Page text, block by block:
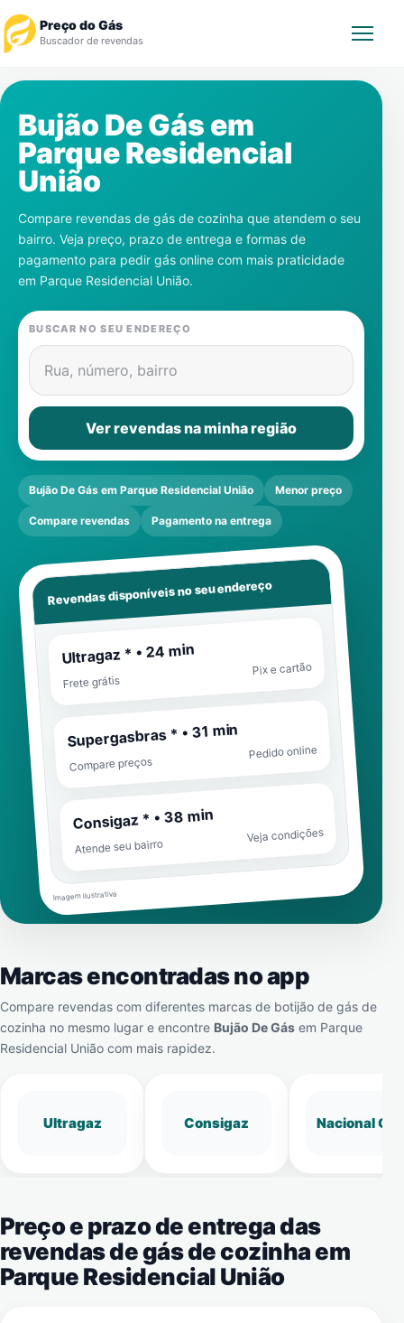
Preço do Gás
Buscador de revendas
Revendedor
Notícias
Cadastre-se
Gás
Contatos
Bujão De Gás em
Parque Residencial
União
Compare revendas de gás de cozinha que atendem o seu
bairro. Veja preço, prazo de entrega e formas de
pagamento para pedir gás online com mais praticidade
em Parque Residencial União.
BUSCAR NO SEU ENDEREÇO
Rua, número, bairro
Ver revendas na minha região
Bujão De Gás em Parque Residencial União Menor preço
Compare revendas Pagamento na entrega
Revendas disponíveis no seu endereço
Ultragaz * • 24 min
Frete grátis
Pix e cartão
Supergasbras * • 31 min
Compare preços
Pedido online
Consigaz * • 38 min
Atende seu bairro
Veja condições
Imagem ilustrativa
Marcas encontradas no app
Compare revendas com diferentes marcas de botijão de gás de
cozinha no mesmo lugar e encontre Bujão De Gás em Parque
Residencial União com mais rapidez.
Ultragaz Consigaz Nacional Gás
Preço e prazo de entrega das
revendas de gás de cozinha em
Parque Residencial União